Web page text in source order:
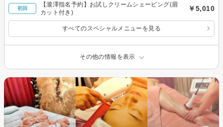
初回
【瀧澤指名予約】お試しクリームシェービング(眉
カット付き)
￥5,010
すべてのスペシャルメニューを見る
その他の情報を表示